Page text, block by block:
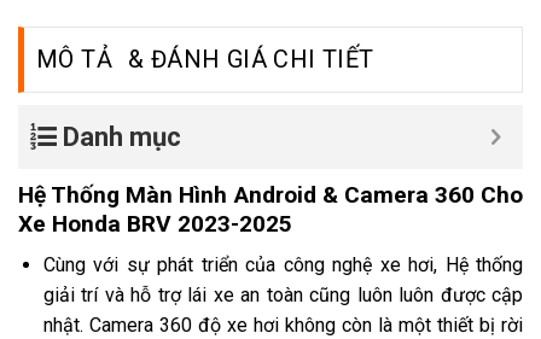
MÔ TẢ
Danh mục
Hệ Thống Màn Hình Android & Camera 360 Cho
Xe Honda BRV 2023-2025
Cùng với sự phát triển của công nghệ xe hơi, Hệ thống
giải trí và hỗ trợ lái xe an toàn cũng luôn luôn được cập
nhật. Camera 360 độ xe hơi không còn là một thiết bị rời